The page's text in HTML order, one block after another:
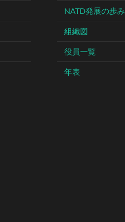
NATD発展の歩み
組織図
役員一覧
年表